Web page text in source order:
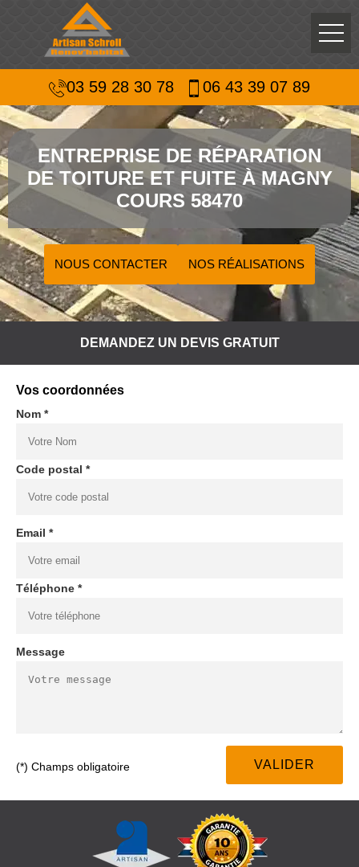
03 59 28 30 78 06 43 39 07 89
ENTREPRISE DE RÉPARATION
DE TOITURE ET FUITE À MAGNY
COURS 58470
NOUS CONTACTER NOS RÉALISATIONS
DEMANDEZ UN DEVIS GRATUIT
Vos coordonnées
Nom *
Code postal *
Email *
Téléphone *
Message
(*) Champs obligatoire